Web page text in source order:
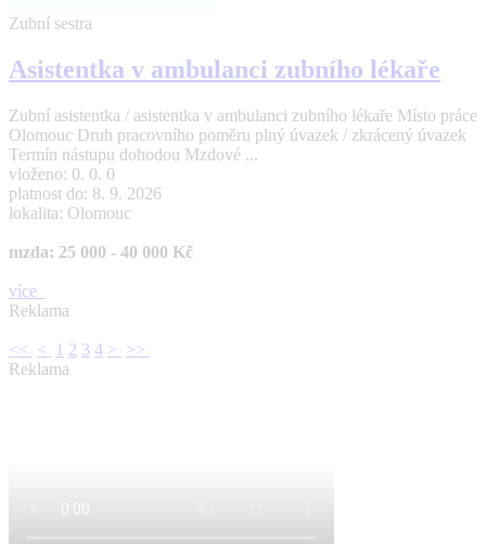
Zubní sestra
Asistentka v ambulanci zubního lékaře
Zubní asistentka / asistentka v ambulanci zubního lékaře Místo práce
Olomouc Druh pracovního poměru plný úvazek / zkrácený úvazek
Termín nástupu dohodou Mzdové ...
vloženo: 0. 0. 0
platnost do: 8. 9. 2026
lokalita: Olomouc
mzda: 25 000 - 40 000 Kč
více
Reklama
<< < 1 2 3 4 > >>
Reklama